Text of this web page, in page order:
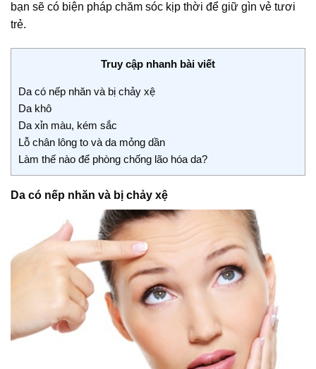
bạn sẽ có biện pháp chăm sóc kịp thời để giữ gìn vẻ tươi
trẻ.
Truy cập nhanh bài viết
Da có nếp nhăn và bị chảy xệ
Da khô
Da xỉn màu, kém sắc
Lỗ chân lông to và da mỏng dần
Làm thế nào để phòng chống lão hóa da?
Da có nếp nhăn và bị chảy xệ